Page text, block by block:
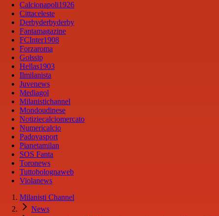
Calcionapoli1926
Cittaceleste
Derbyderbyderby
Fantamagazine
FCInter1908
Forzaroma
Golssip
Hellas1903
Ilmilanista
Juvenews
Mediagol
Milanistichannel
Mondoudinese
Notiziecalciomercato
Numericalcio
Padovasport
Pianetamilan
SOS Fanta
Toronews
Tuttobolognaweb
Violanews
Milanisti Channel
News